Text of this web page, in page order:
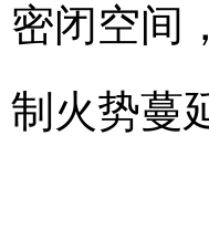
密闭空间
制火势蔓